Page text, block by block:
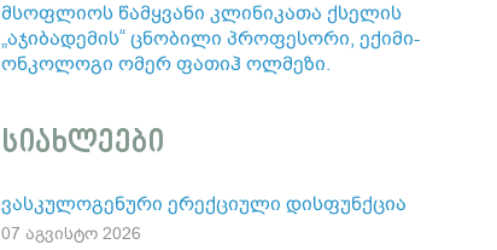
მსოფლიოს წამყვანი კლინიკათა ქსელის
„აჯიბადემის“ ცნობილი პროფესორი, ექიმი-
ონკოლოგი ომერ ფათიჰ ოლმეზი.
სიახლეები
ვასკულოგენური ერექციული დისფუნქცია
07 აგვისტო 2026